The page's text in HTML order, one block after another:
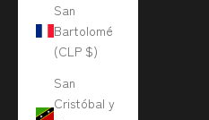
San
Bartolomé
(CLP $)
San
Cristóbal y